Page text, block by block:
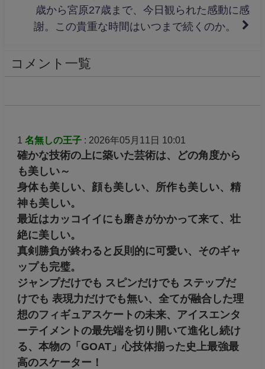
歳から宮原27歳まで、今日観られた感動に感
謝。この貴重な時間はいつまで続くのか。
コメント一覧
1 名無しの王子: 2026年05月11日 10:01
確かな技術の上に築いた芸術は、どの角度から
も美しい～
身体も美しい、顔も美しい、所作も美しい、精
神も美しい。
最近はカッコイイにも磨きがかかって来て、壮
絶に美しい。
真剣勝負が終わると反則的に可愛い、そのギャ
ップも完璧。
ジャンプだけでも スピンだけでも ステップだ
けでも 表現力だけでも無い、全てが融合した理
想のフィギュアスケートの未来、アイスエンタ
ーテイメントの最先端を切り開いて進化し続け
る、本物の「GOAT」心技体揃った史上最強最
高のスケーター！